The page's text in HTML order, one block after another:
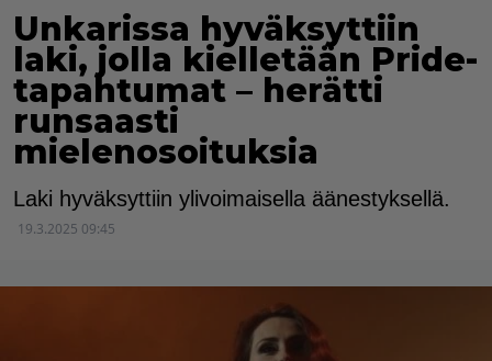
Unkarissa hyväksyttiin
laki, jolla kielletään Pride-
tapahtumat – herätti
runsaasti
mielenosoituksia
Laki hyväksyttiin ylivoimaisella äänestyksellä.
19.3.2025 09:45